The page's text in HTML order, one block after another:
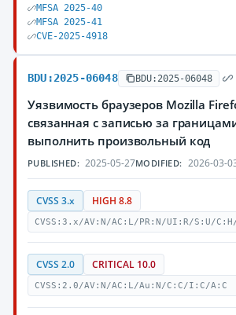
MFSA 2025-40
MFSA 2025-41
CVE-2025-4918
BDU:2025-06048 BDU:2025-06048
Уязвимость браузеров Mozilla
связанная с записью за
выполнить произвольный код
PUBLISHED: 2025-05-27MODIFIED: 2026-03-
CVSS 3.x HIGH 8.8
CVSS:3.x/AV:N/AC:L/PR:N/UI:R/S:U/
CVSS 2.0 CRITICAL 10.0
CVSS:2.0/AV:N/AC:L/Au:N/C:C/I:C/A:C